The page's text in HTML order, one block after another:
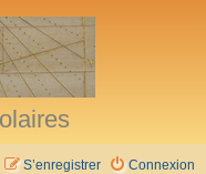
Connexion
S’enregistrer